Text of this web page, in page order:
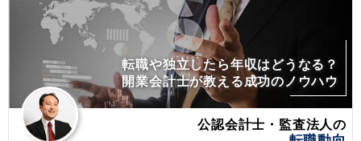
転職や独立したら年収はどうなる？
開業会計士が教える成功のノウハウ
公認会計士・監査法人の